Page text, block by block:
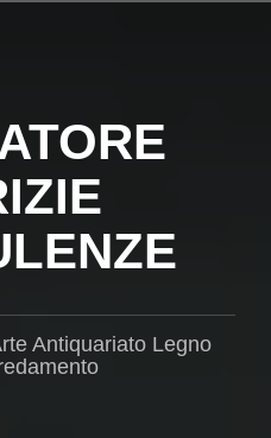
Antiquariato Legno